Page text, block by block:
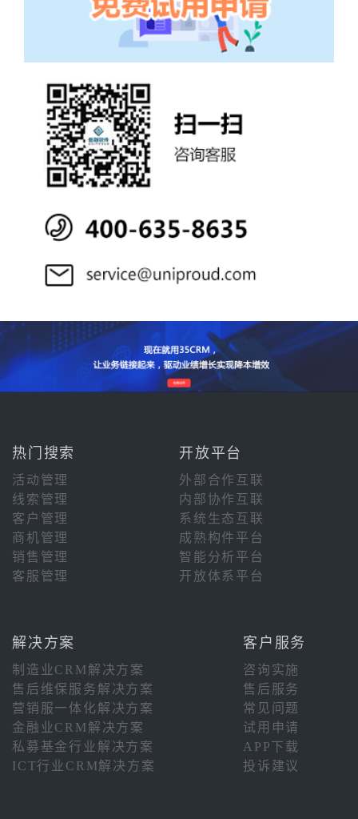
热门搜索 开放平台
活动管理
外部合作互联
线索管理
内部协作互联
客户管理
系统生态互联
商机管理
成熟构件平台
销售管理
智能分析平台
客服管理
开放体系平台
解决方案 客户服务
制造业CRM解决方案
咨询实施
售后维保服务解决方案
售后服务
营销服一体化解决方案
常见问题
金融业CRM解决方案
试用申请
私募基金行业解决方案
APP下载
ICT行业CRM解决方案
投诉建议